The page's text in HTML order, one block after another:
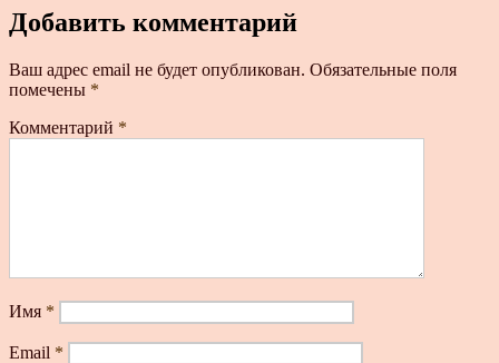
Добавить комментарий
Ваш адрес email не будет опубликован. Обязательные поля
помечены *
Комментарий *
Имя *
Email *